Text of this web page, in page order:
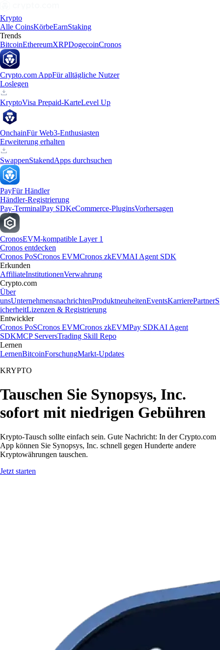
Krypto
Alle CoinsKörbeEarnStaking
Trends
BitcoinEthereumXRPDogecoinCronos
Crypto.com AppFür alltägliche Nutzer
Loslegen
KryptoVisa Prepaid-KarteLevel Up
OnchainFür Web3-Enthusiasten
Erweiterung erhalten
SwappenStakendApps durchsuchen
PayFür Händler
Händler-Registrierung
Pay-TerminalPay SDKeCommerce-PluginsVorhersagen
CronosEVM-kompatible Layer 1
Cronos entdecken
Cronos PoSCronos EVMCronos zkEVMAI Agent SDK
Erkunden
AffiliateInstitutionenVerwahrung
Crypto.com
Über
unsUnternehmensnachrichtenProduktneuheitenEventsKarrierePartnerS
icherheitLizenzen & Registrierung
Entwickler
Cronos PoSCronos EVMCronos zkEVMPay SDKAI Agent
SDKMCP ServersTrading Skill Repo
Lernen
LernenBitcoinForschungMarkt-Updates
KRYPTO
Tauschen Sie Synopsys, Inc.
sofort mit niedrigen Gebühren
Krypto-Tausch sollte einfach sein. Gute Nachricht: In der Crypto.com
App können Sie Synopsys, Inc. schnell gegen Hunderte andere
Kryptowährungen tauschen.
Jetzt starten